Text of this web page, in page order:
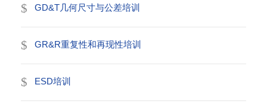
GD&T几何尺寸与公差培训
GR&R重复性和再现性培训
ESD培训